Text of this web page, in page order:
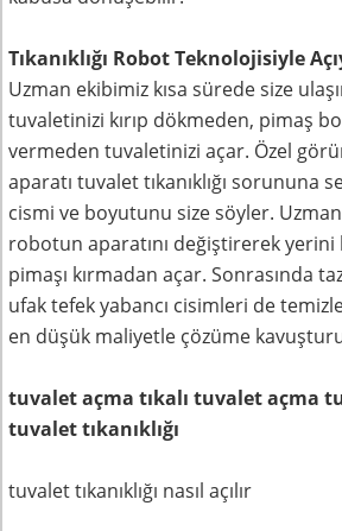
Tıkanıklığı Robot Teknolojisiyle
Uzman ekibimiz kısa sürede size
tuvaletinizi kırıp dökmeden, pimaş
vermeden tuvaletinizi açar. Özel
aparatı tuvalet tıkanıklığı sorununa
cismi ve boyutunu size söyler.
robotun aparatını değiştirerek yerini
pimaşı kırmadan açar. Sonrasında
ufak tefek yabancı cisimleri de
en düşük maliyetle çözüme
tuvalet açma tıkalı tuvalet açma
tuvalet tıkanıklığı
tuvalet tıkanıklığı nasıl açılır